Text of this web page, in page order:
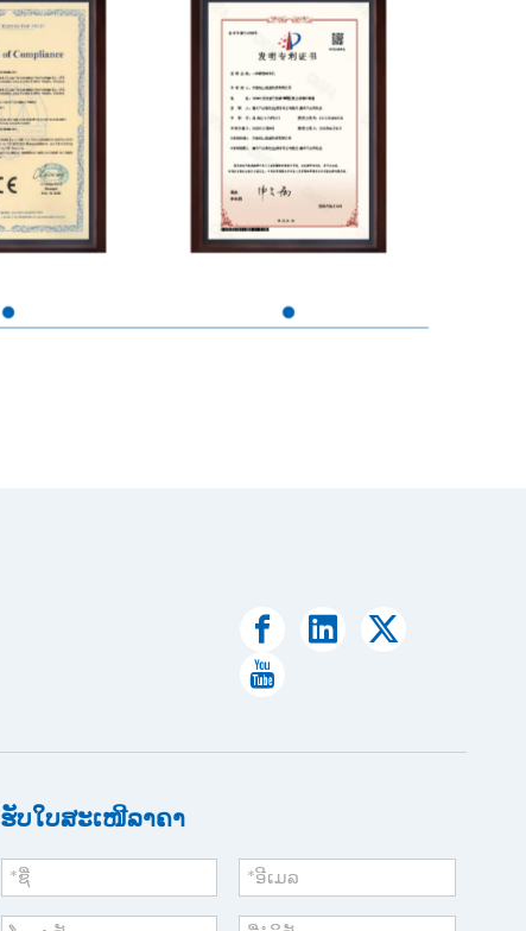
ຮັບໃບສະເໜີລາຄາ